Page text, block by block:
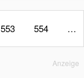
553 554 …
Anzeige